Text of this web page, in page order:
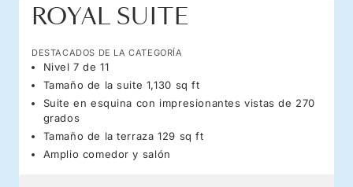
ROYAL SUITE
DESTACADOS DE LA CATEGORÍA
Nivel 7 de 11
Tamaño de la suite 1,130 sq ft
Suite en esquina con impresionantes vistas de 270
grados
Tamaño de la terraza 129 sq ft
Amplio comedor y salón